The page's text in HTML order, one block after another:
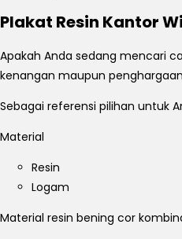
Plakat Resin Kantor
Apakah Anda sedang mencari
kenangan maupun
Sebagai referensi pilihan untuk
Material
Resin
Logam
Material resin bening cor